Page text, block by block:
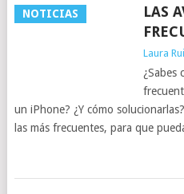
NOTICIAS
LAS
Laura
¿Sabes
un iPhone? ¿Y cómo
las más frecuentes, para que